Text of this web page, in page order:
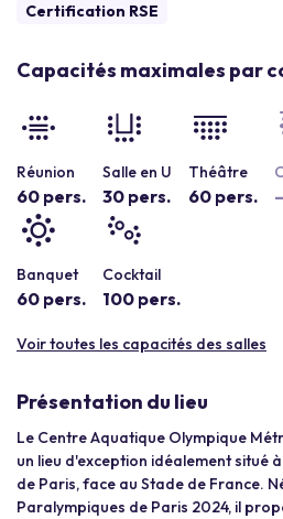
Certification RSE
Capacités maximales par
Réunion
60 pers.
Salle en U
30 pers.
Théâtre
60 pers.
Banquet
60 pers.
Cocktail
100 pers.
Voir toutes les capacités des salles
Présentation du lieu
Le Centre Aquatique Olympique
un lieu d'exception idéalement situé
de Paris, face au Stade de France.
Paralympiques de Paris 2024, il